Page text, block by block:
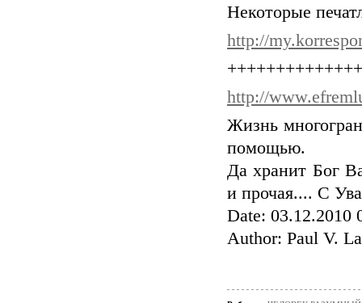
Некоторые
http://
http://
Жизнь
помощью.
Да хранит Бог
и прочая.... С
Date: 03.12.2010
Author: Paul V.